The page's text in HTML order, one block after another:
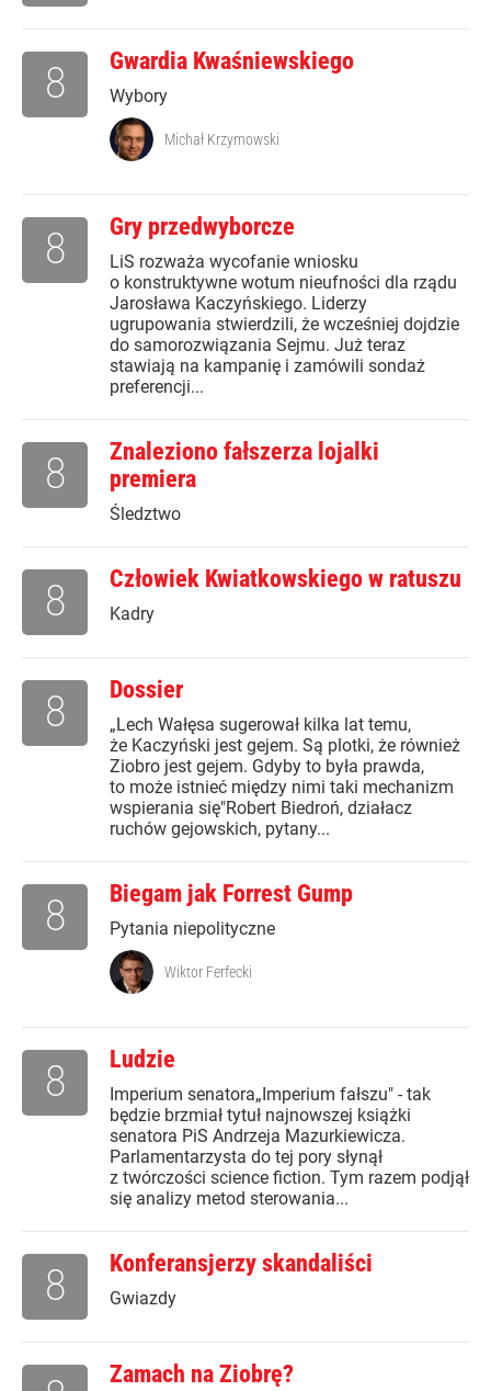
Gwardia Kwaśniewskiego
Wybory
8
Michał Krzymowski
Gry przedwyborcze
LiS rozważa wycofanie wniosku
o konstruktywne wotum nieufności dla rządu
Jarosława Kaczyńskiego. Liderzy
ugrupowania stwierdzili, że wcześniej dojdzie
do samorozwiązania Sejmu. Już teraz
stawiają na kampanię i zamówili sondaż
preferencji...
8
Znaleziono fałszerza lojalki
premiera
Śledztwo
8
Człowiek Kwiatkowskiego w ratuszu
Kadry
8
Dossier
„Lech Wałęsa sugerował kilka lat temu,
że Kaczyński jest gejem. Są plotki, że również
Ziobro jest gejem. Gdyby to była prawda,
to może istnieć między nimi taki mechanizm
wspierania się"Robert Biedroń, działacz
ruchów gejowskich, pytany...
8
Biegam jak Forrest Gump
Pytania niepolityczne
8
Wiktor Ferfecki
Ludzie
Imperium senatora„Imperium fałszu" - tak
będzie brzmiał tytuł najnowszej książki
senatora PiS Andrzeja Mazurkiewicza.
Parlamentarzysta do tej pory słynął
z twórczości science fiction. Tym razem podjął
się analizy metod sterowania...
8
Konferansjerzy skandaliści
Gwiazdy
8
Zamach na Ziobrę?